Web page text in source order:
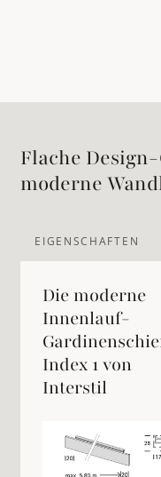
Flache
moderne
EIGENSCHAFTEN
Die moderne
Innenlauf-
Index 1 von
Interstil